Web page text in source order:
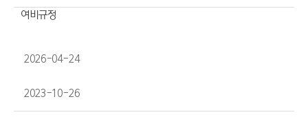
여비규정
2026-04-24
2023-10-26